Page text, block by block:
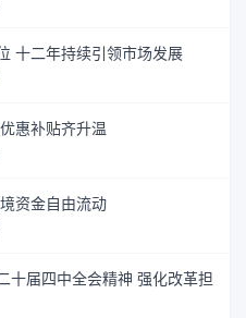
十二年持续引领市场发展
惠补贴齐升温
资金自由流动
十届四中全会精神 强化改革担